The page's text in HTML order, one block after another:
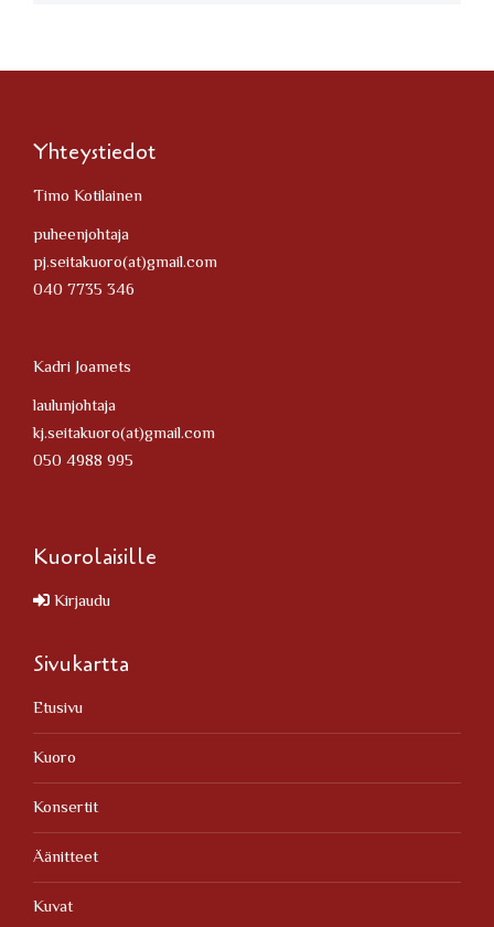
Yhteystiedot
Timo Kotilainen
puheenjohtaja
pj.seitakuoro(at)gmail.com
040 7735 346
Kadri Joamets
laulunjohtaja
kj.seitakuoro(at)gmail.com
050 4988 995
Kuorolaisille
Kirjaudu
Sivukartta
Etusivu
Kuoro
Konsertit
Äänitteet
Kuvat